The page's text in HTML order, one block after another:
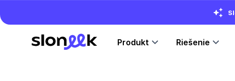
Produkt Riešenie